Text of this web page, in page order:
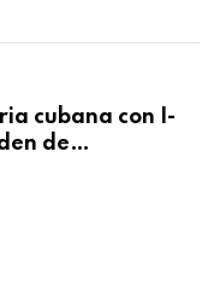
cubana con I-
de